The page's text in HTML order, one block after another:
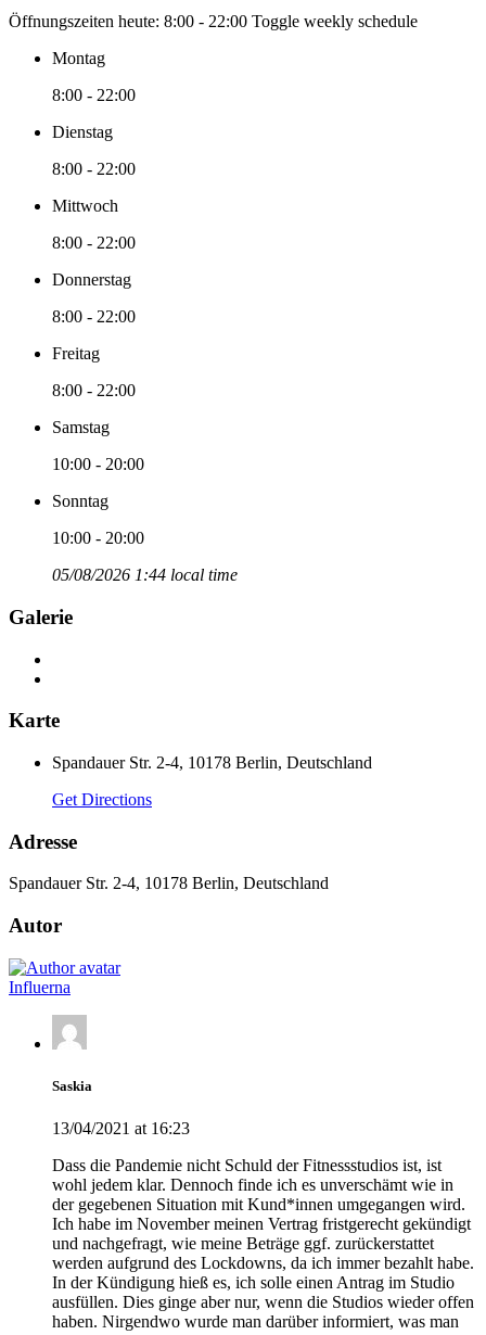
Öffnungszeiten heute: 8:00 - 22:00 Toggle weekly schedule
Montag
8:00 - 22:00
Dienstag
8:00 - 22:00
Mittwoch
8:00 - 22:00
Donnerstag
8:00 - 22:00
Freitag
8:00 - 22:00
Samstag
10:00 - 20:00
Sonntag
10:00 - 20:00
05/08/2026 1:44 local time
Galerie
Karte
Spandauer Str. 2-4, 10178 Berlin, Deutschland
Get Directions
Adresse
Spandauer Str. 2-4, 10178 Berlin, Deutschland
Autor
Influerna
Saskia
13/04/2021 at 16:23
Dass die Pandemie nicht Schuld der Fitnessstudios ist, ist
wohl jedem klar. Dennoch finde ich es unverschämt wie in
der gegebenen Situation mit Kund*innen umgegangen wird.
Ich habe im November meinen Vertrag fristgerecht gekündigt
und nachgefragt, wie meine Beträge ggf. zurückerstattet
werden aufgrund des Lockdowns, da ich immer bezahlt habe.
In der Kündigung hieß es, ich solle einen Antrag im Studio
ausfüllen. Dies ginge aber nur, wenn die Studios wieder offen
haben. Nirgendwo wurde man darüber informiert, was man